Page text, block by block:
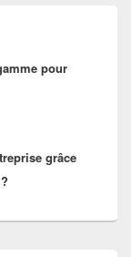
pour
grâce